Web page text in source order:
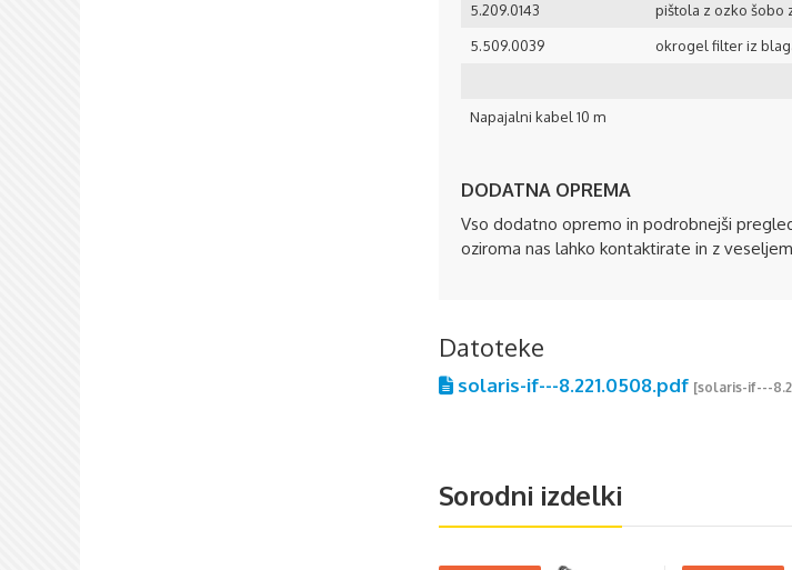
5.209.0143
pištola z ozko šobo
5.509.0039
okrogel filter iz
Napajalni kabel 10 m
DODATNA OPREMA
Vso dodatno opremo in podrobnejši
oziroma nas lahko kontaktirate in z
Datoteke
solaris-if---8.221.0508.pdf [solaris-if---
Sorodni izdelki